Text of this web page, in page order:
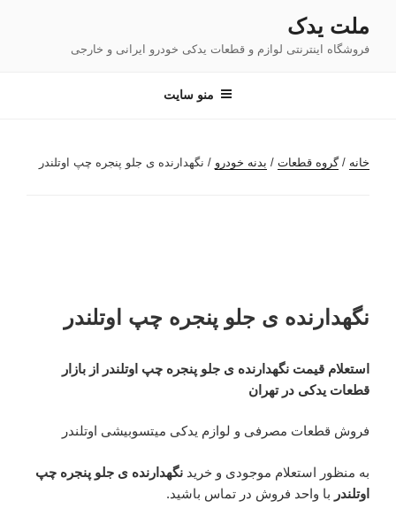
محتوا
ملت یدک
فروشگاه اینترنتی لوازم و قطعات یدکی خودرو ایرانی و خارجی
منو سایت
خانه /گروه قطعات / بدنه خودرو / نگهدارنده ی جلو پنجره چپ اوتلندر
نگهدارنده ی جلو پنجره چپ اوتلندر
استعلام قیمت نگهدارنده ی جلو پنجره چپ اوتلندر از بازار
قطعات یدکی در تهران
فروش قطعات مصرفی و لوازم یدکی میتسوبیشی اوتلندر
به منظور استعلام موجودی و خرید نگهدارنده ی جلو پنجره چپ
اوتلندر با واحد فروش در تماس باشید.